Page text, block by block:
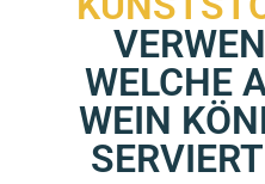
WELCHE
WEIN